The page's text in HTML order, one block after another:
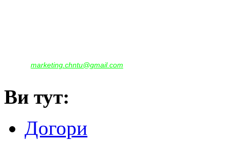
marketing.chntu@gmail.com
Ви тут:
Догори